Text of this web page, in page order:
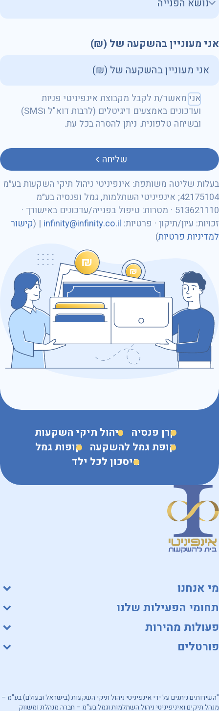
אני מעוניין בהשקעה של (₪)
שם מלא
טלפון
מספר ת״ז
כתובת דוא״ל
נושא הפנייה
אני מאשר/ת לקבל מקבוצת אינפיניטי פניות
ועדכונים באמצעים דיגיטלים (לרבות דוא"ל וSMS)
ובשיחה טלפונית. ניתן להסרה בכל עת.
שליחה
בעלות שליטה משותפת: אינפיניטי ניהול תיקי השקעות בע״מ
42175104; אינפיניטי השתלמות, גמל ופנסיה בע״מ
513621110 · מטרות: טיפול בפנייה/עדכונים באישורך ·
זכויות: עיון/תיקון · פרטיות: infinity@infinity.co.il
| (קישור
למדיניות פרטיות)
קרן פנסיה ניהול תיקי השקעות
קופת גמל להשקעה קופות גמל
חיסכון לכל ילד
מי אנחנו
תחומי הפעילות שלנו
פעולות מהירות
פורטלים
"השירותים ניתנים על ידי אינפיניטי ניהול תיקי השקעות (בישראל ובעולם) בע"מ –
מנהל תיקים ואיניפיניטי ניהול השתלמות וגמל בע"מ – חברה מנהלת ומשווק